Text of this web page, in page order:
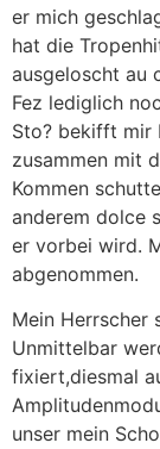
er mich
hat die
ausgeloscht au
Fez lediglich
Sto? bekifft mir
zusammen mit
Kommen
anderem dolce
er vorbei wird.
abgenommen.
Mein Herrscher
Unmittelbar
fixiert,diesmal
unser mein